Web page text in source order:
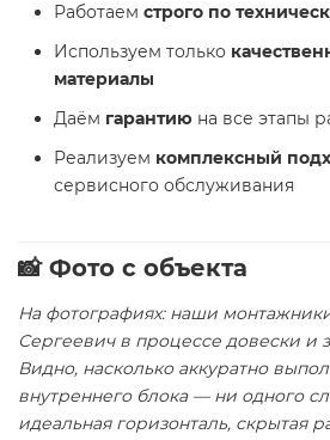
Работаем строго по
Используем только
материалы
Даём гарантию на все этапы
Реализуем комплексный
сервисного обслуживания
📸 Фото с объекта
На фотографиях: наши
Сергеевич в процессе довески и
Видно, насколько аккуратно
внутреннего блока — ни одного
идеальная горизонталь, скрытая